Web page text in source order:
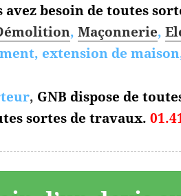
avez besoin de toutes
,Maçonnerie,
extension de
, GNB dispose de
sortes de travaux.